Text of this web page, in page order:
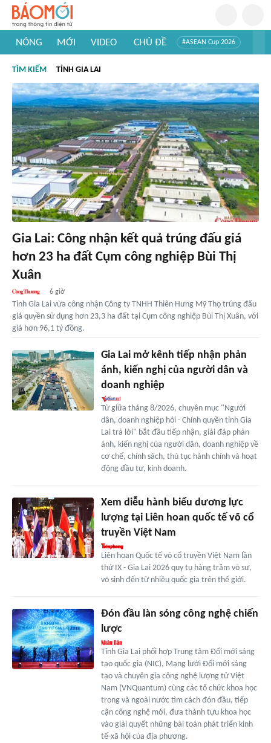
NÓNG MỚI VIDEO CHỦ ĐỀ #ASEAN Cup 2026
#Khám phá thế giới
TÌM KIẾM TỈNH GIA LAI
Gia Lai: Công nhận kết quả trúng đấu giá
hơn 23 ha đất Cụm công nghiệp Bùi Thị
Xuân
6 giờ
Tỉnh Gia Lai vừa công nhận Công ty TNHH Thiên Hưng Mỹ Thọ trúng đấu
giá quyền sử dụng hơn 23,3 ha đất tại Cụm công nghiệp Bùi Thị Xuân, với
giá hơn 96,1 tỷ đồng.
Gia Lai mở kênh tiếp nhận phản
ánh, kiến nghị của người dân và
doanh nghiệp
Từ giữa tháng 8/2026, chuyên mục "Người
dân, doanh nghiệp hỏi - Chính quyền tỉnh Gia
Lai trả lời" bắt đầu tiếp nhận, giải đáp phản
ánh, kiến nghị của người dân, doanh nghiệp về
cơ chế, chính sách, thủ tục hành chính và hoạt
động đầu tư, kinh doanh.
Xem diễu hành biểu dương lực
lượng tại Liên hoan quốc tế võ cổ
truyền Việt Nam
Liên hoan Quốc tế võ cổ truyền Việt Nam lần
thứ IX - Gia Lai 2026 quy tụ hàng trăm võ sư,
võ sinh đến từ nhiều quốc gia trên thế giới.
Đón đầu làn sóng công nghệ chiến
lược
Tỉnh Gia Lai phối hợp Trung tâm Đổi mới sáng
tạo quốc gia (NIC), Mạng lưới Đổi mới sáng
tạo và chuyên gia công nghệ lượng tử Việt
Nam (VNQuantum) cùng các tổ chức khoa học
trong và ngoài nước tìm cách đón đầu, tiếp
cận công nghệ mới, đưa thành tựu khoa học
vào giải quyết những bài toán phát triển kinh
tế-xã hội của địa phương.